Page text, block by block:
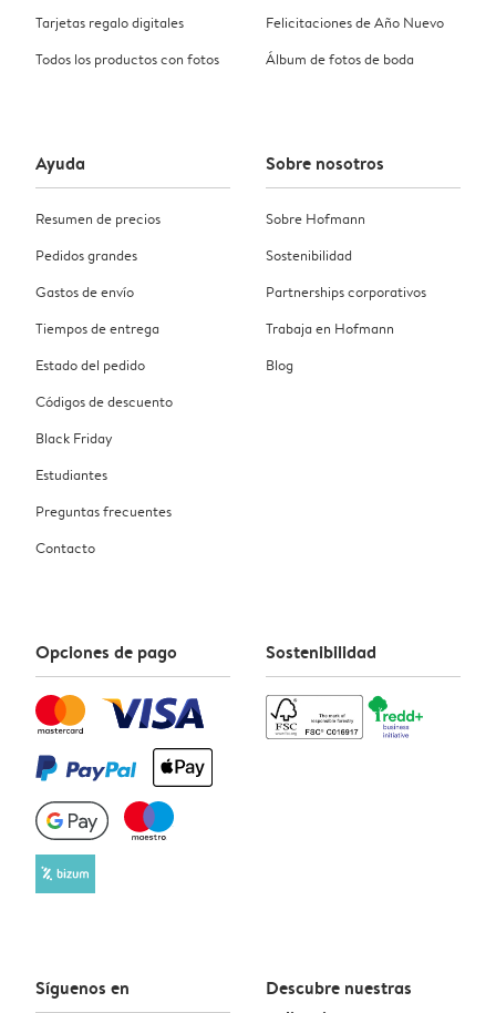
Tarjetas regalo digitales
Todos los productos con fotos
Felicitaciones de Año Nuevo
Álbum de fotos de boda
Ayuda
Resumen de precios
Pedidos grandes
Gastos de envío
Tiempos de entrega
Estado del pedido
Códigos de descuento
Black Friday
Estudiantes
Preguntas frecuentes
Contacto
Sobre nosotros
Sobre Hofmann
Sostenibilidad
Partnerships corporativos
Trabaja en Hofmann
Blog
Opciones de pago Sostenibilidad
Síguenos en
Descubre nuestras